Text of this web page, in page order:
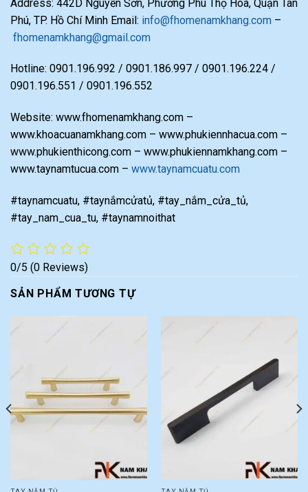
Address: 442D Nguyễn Sơn, Phường Phú Thọ Hoà, Quận Tân
Phú, TP. Hồ Chí Minh Email: info@fhomenamkhang.com –
fhomenamkhang@gmail.com
Hotline: 0901.196.992 / 0901.186.997 / 0901.196.224 /
0901.196.551 / 0901.196.552
Website: www.fhomenamkhang.com –
www.khoacuanamkhang.com – www.phukiennhacua.com –
www.phukienthicong.com – www.phukiennamkhang.com –
www.taynamtucua.com – www.taynamcuatu.com
#taynamcuatu, #taynắmcửatủ, #tay_nắm_cửa_tủ,
#tay_nam_cua_tu, #taynamnoithat
0/5 (0 Reviews)
SẢN PHẨM TƯƠNG TỰ